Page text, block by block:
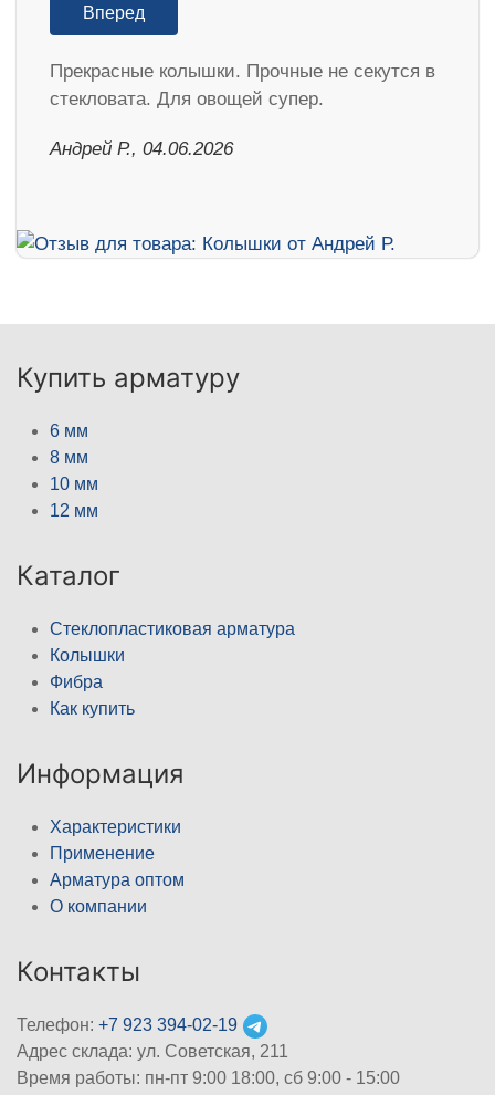
Вперед
Прекрасные колышки. Прочные не секутся в
стекловата. Для овощей супер.
Андрей Р., 04.06.2026
Купить арматуру
6 мм
8 мм
10 мм
12 мм
Каталог
Стеклопластиковая арматура
Колышки
Фибра
Как купить
Информация
Характеристики
Применение
Арматура оптом
О компании
Контакты
Телефон: +7 923 394-02-19
Адрес склада: ул. Советская, 211
Время работы: пн-пт 9:00 18:00, сб 9:00 - 15:00